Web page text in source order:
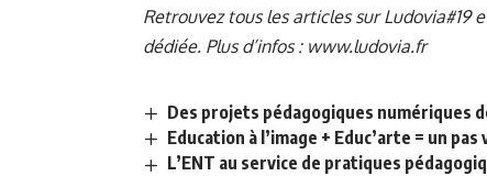
Retrouvez tous les articles sur Ludovia#19
dédiée. Plus d’infos : www.ludovia.fr
Des projets pédagogiques numériques
Education à l’image + Educ’arte = un
L’ENT au service de pratiques